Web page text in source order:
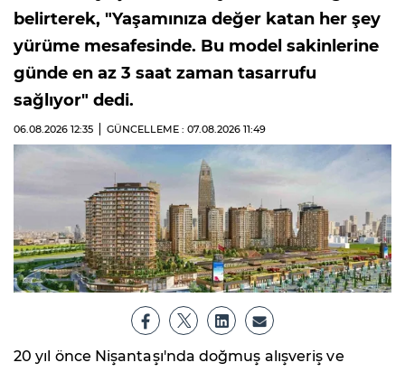
belirterek, "Yaşamınıza değer katan her şey
yürüme mesafesinde. Bu model sakinlerine
günde en az 3 saat zaman tasarrufu
sağlıyor" dedi.
06.08.2026 12:35 GÜNCELLEME : 07.08.2026 11:49
20 yıl önce Nişantaşı'nda doğmuş alışveriş ve